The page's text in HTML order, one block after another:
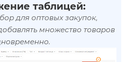
таблицей:
для оптовых закупок,
множество товаров